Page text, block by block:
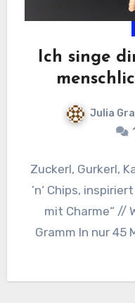
Ich singe
Julia
Zuckerl, Gurkerl,
’n‘ Chips,
mit Charme“ //
Gramm In nur